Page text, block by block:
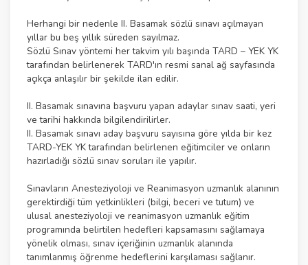
Herhangi bir nedenle II. Basamak sözlü sınavı açılmayan
yıllar bu beş yıllık süreden sayılmaz.
Sözlü Sınav yöntemi her takvim yılı başında TARD – YEK YK
tarafından belirlenerek TARD'ın resmi sanal ağ sayfasında
açıkça anlaşılır bir şekilde ilan edilir.
II. Basamak sınavına başvuru yapan adaylar sınav saati, yeri
ve tarihi hakkında bilgilendirilirler.
II. Basamak sınavı aday başvuru sayısına göre yılda bir kez
TARD-YEK YK tarafından belirlenen eğitimciler ve onların
hazırladığı sözlü sınav soruları ile yapılır.
Sınavların Anesteziyoloji ve Reanimasyon uzmanlık alanının
gerektirdiği tüm yetkinlikleri (bilgi, beceri ve tutum) ve
ulusal anesteziyoloji ve reanimasyon uzmanlık eğitim
programında belirtilen hedefleri kapsamasını sağlamaya
yönelik olması, sınav içeriğinin uzmanlık alanında
tanımlanmış öğrenme hedeflerini karşılaması sağlanır.